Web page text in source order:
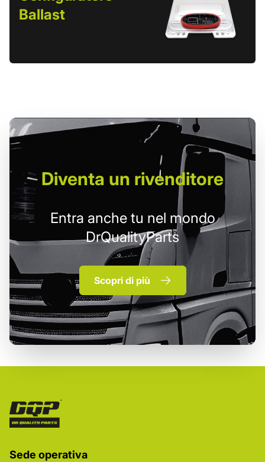
Ballast
Diventa un rivenditore
Entra anche tu nel mondo
DrQualityParts
Scopri di più
Sede operativa